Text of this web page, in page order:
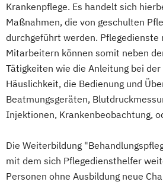
Krankenpflege. Es handelt sich
Maßnahmen, die von geschulten
durchgeführt werden.
Mitarbeitern können somit neben
Tätigkeiten wie die Anleitung bei
Häuslichkeit, die Bedienung und
Beatmungsgeräten,
Injektionen, Krankenbeobachtung,
Die Weiterbildung
mit dem sich Pflegediensthelfer
Personen ohne Ausbildung neue